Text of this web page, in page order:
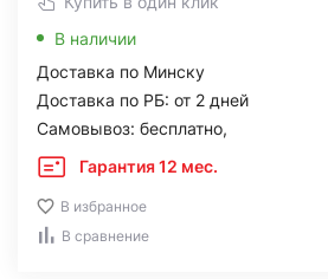
В наличии
Доставка по Минску
Доставка по РБ: от 2 дней
Самовывоз: бесплатно,
Гарантия 12 мес.
В избранное
В сравнение